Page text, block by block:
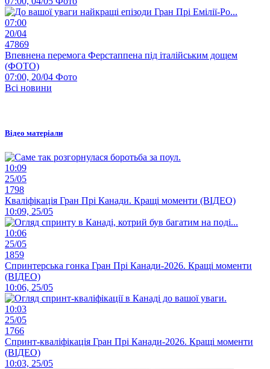
07:00
20/04
47869
Впевнена перемога Ферстаппена під італійським дощем
(ФОТО)
07:00, 20/04 Фото
Всі новини
Відео матеріали
10:09
25/05
1798
Кваліфікація Гран Прі Канади. Кращі моменти (ВІДЕО)
10:09, 25/05
10:06
25/05
1859
Спринтерська гонка Гран Прі Канади-2026. Кращі моменти
(ВІДЕО)
10:06, 25/05
10:03
25/05
1766
Спринт-кваліфікація Гран Прі Канади-2026. Кращі моменти
(ВІДЕО)
10:03, 25/05